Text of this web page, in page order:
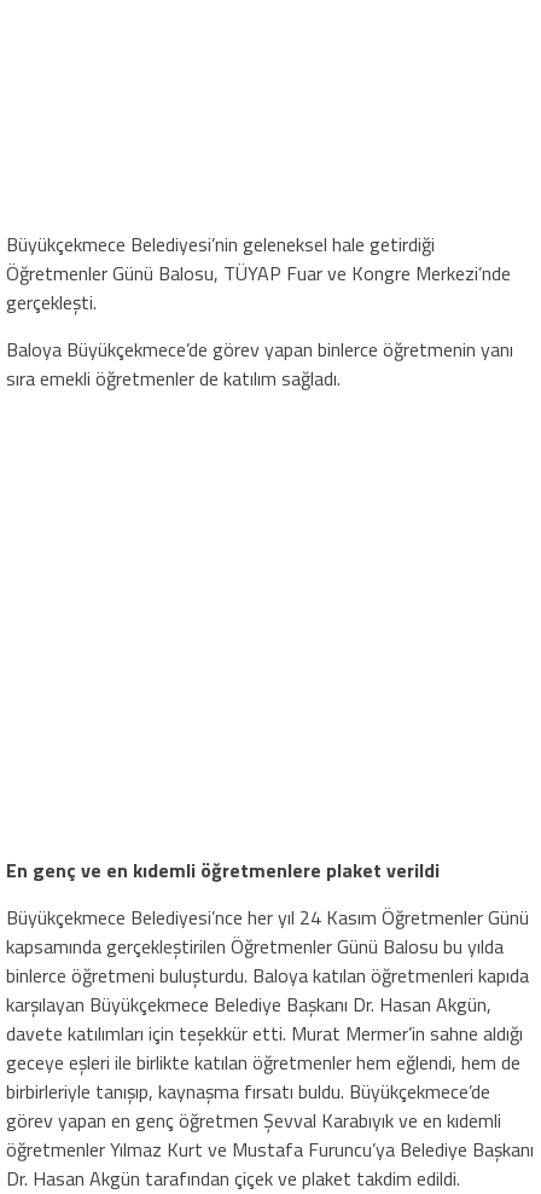
Büyükçekmece Belediyesi’nin geleneksel hale getirdiği
Öğretmenler Günü Balosu, TÜYAP Fuar ve Kongre Merkezi’nde
gerçekleşti.
Baloya Büyükçekmece’de görev yapan binlerce öğretmenin yanı
sıra emekli öğretmenler de katılım sağladı.
En genç ve en kıdemli öğretmenlere plaket verildi
Büyükçekmece Belediyesi’nce her yıl 24 Kasım Öğretmenler Günü
kapsamında gerçekleştirilen Öğretmenler Günü Balosu bu yılda
binlerce öğretmeni buluşturdu. Baloya katılan öğretmenleri kapıda
karşılayan Büyükçekmece Belediye Başkanı Dr. Hasan Akgün,
davete katılımları için teşekkür etti. Murat Mermer’in sahne aldığı
geceye eşleri ile birlikte katılan öğretmenler hem eğlendi, hem de
birbirleriyle tanışıp, kaynaşma fırsatı buldu. Büyükçekmece’de
görev yapan en genç öğretmen Şevval Karabıyık ve en kıdemli
öğretmenler Yılmaz Kurt ve Mustafa Furuncu’ya Belediye Başkanı
Dr. Hasan Akgün tarafından çiçek ve plaket takdim edildi.